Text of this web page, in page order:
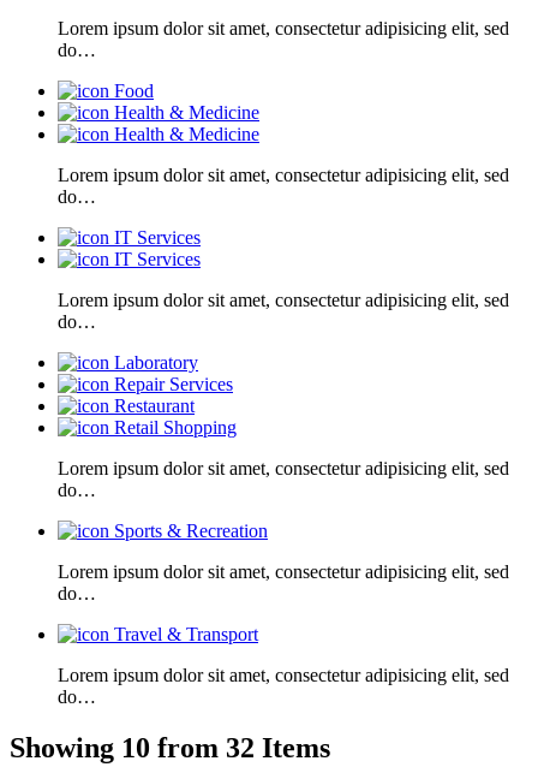
Lorem ipsum dolor sit amet, consectetur adipisicing elit, sed
do…
Food
Health & Medicine
Health & Medicine
Lorem ipsum dolor sit amet, consectetur adipisicing elit, sed
do…
IT Services
IT Services
Lorem ipsum dolor sit amet, consectetur adipisicing elit, sed
do…
Laboratory
Repair Services
Restaurant
Retail Shopping
Lorem ipsum dolor sit amet, consectetur adipisicing elit, sed
do…
Sports & Recreation
Lorem ipsum dolor sit amet, consectetur adipisicing elit, sed
do…
Travel & Transport
Lorem ipsum dolor sit amet, consectetur adipisicing elit, sed
do…
Showing 10 from 32 Items